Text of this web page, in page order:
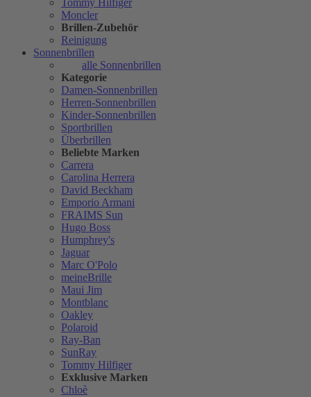
Tommy Hilfiger
Moncler
Brillen-Zubehör
Reinigung
Sonnenbrillen
alle Sonnenbrillen
Kategorie
Damen-Sonnenbrillen
Herren-Sonnenbrillen
Kinder-Sonnenbrillen
Sportbrillen
Überbrillen
Beliebte Marken
Carrera
Carolina Herrera
David Beckham
Emporio Armani
FRAIMS Sun
Hugo Boss
Humphrey's
Jaguar
Marc O'Polo
meineBrille
Maui Jim
Montblanc
Oakley
Polaroid
Ray-Ban
SunRay
Tommy Hilfiger
Exklusive Marken
Chloè